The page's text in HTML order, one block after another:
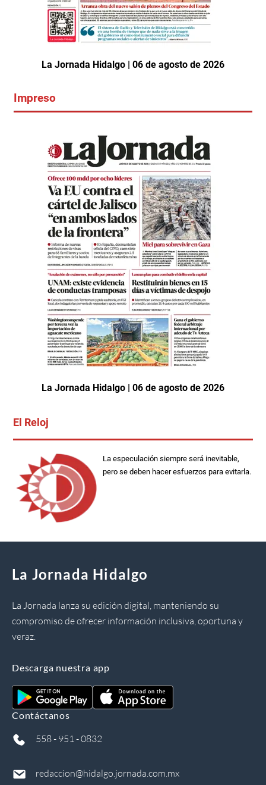
La Jornada Hidalgo | 06 de agosto de 2026
Impreso
La Jornada Hidalgo | 06 de agosto de 2026
El Reloj
La especulación siempre será inevitable,
pero se deben hacer esfuerzos para evitarla.
La Jornada Hidalgo
La Jornada lanza su edición digital, manteniendo su
compromiso de ofrecer información inclusiva, oportuna y
veraz.
Descarga nuestra app
Contáctanos
558 - 951 - 0832
redaccion@hidalgo.jornada.com.mx